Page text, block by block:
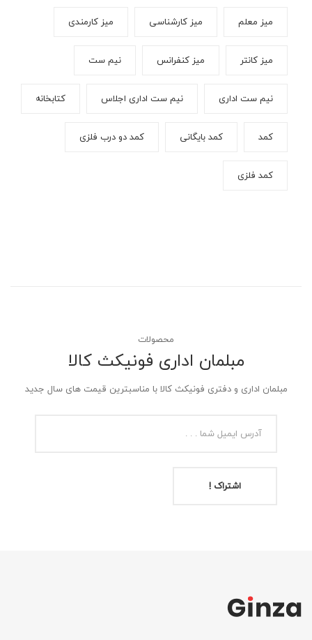
میز معلم میز کارشناسی میز کارمندی
میز کانتر میز کنفرانس نیم ست
نیم ست اداری نیم ست اداری اجلاس کتابخانه
کمد کمد بایگانی کمد دو درب فلزی
کمد فلزی
محصولات
مبلمان اداری فونیکث کالا
مبلمان اداری و دفتری فونیکث کالا با مناسبترین قیمت های سال جدید
اشتراک !